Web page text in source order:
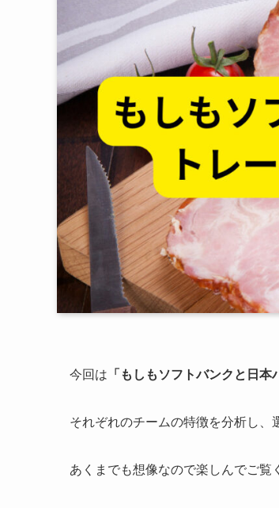
今回は 「もしもソフトバンクと日本
それぞれのチームの特徴を分析し、
あくまでも想像なので楽しんでご覧